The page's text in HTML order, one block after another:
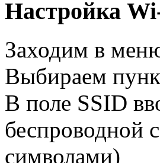
Настройка
Заходим в
Выбираем
В поле SSID
беспроводной
символами)